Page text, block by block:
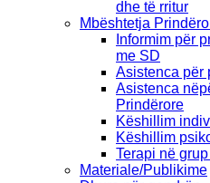
dhe të rritur
Mbështetja
Informim për
me SD
Asistenca për
Asistenca
Prindërore
Këshillim
Këshillim
Terapi në
Materiale/Publikime